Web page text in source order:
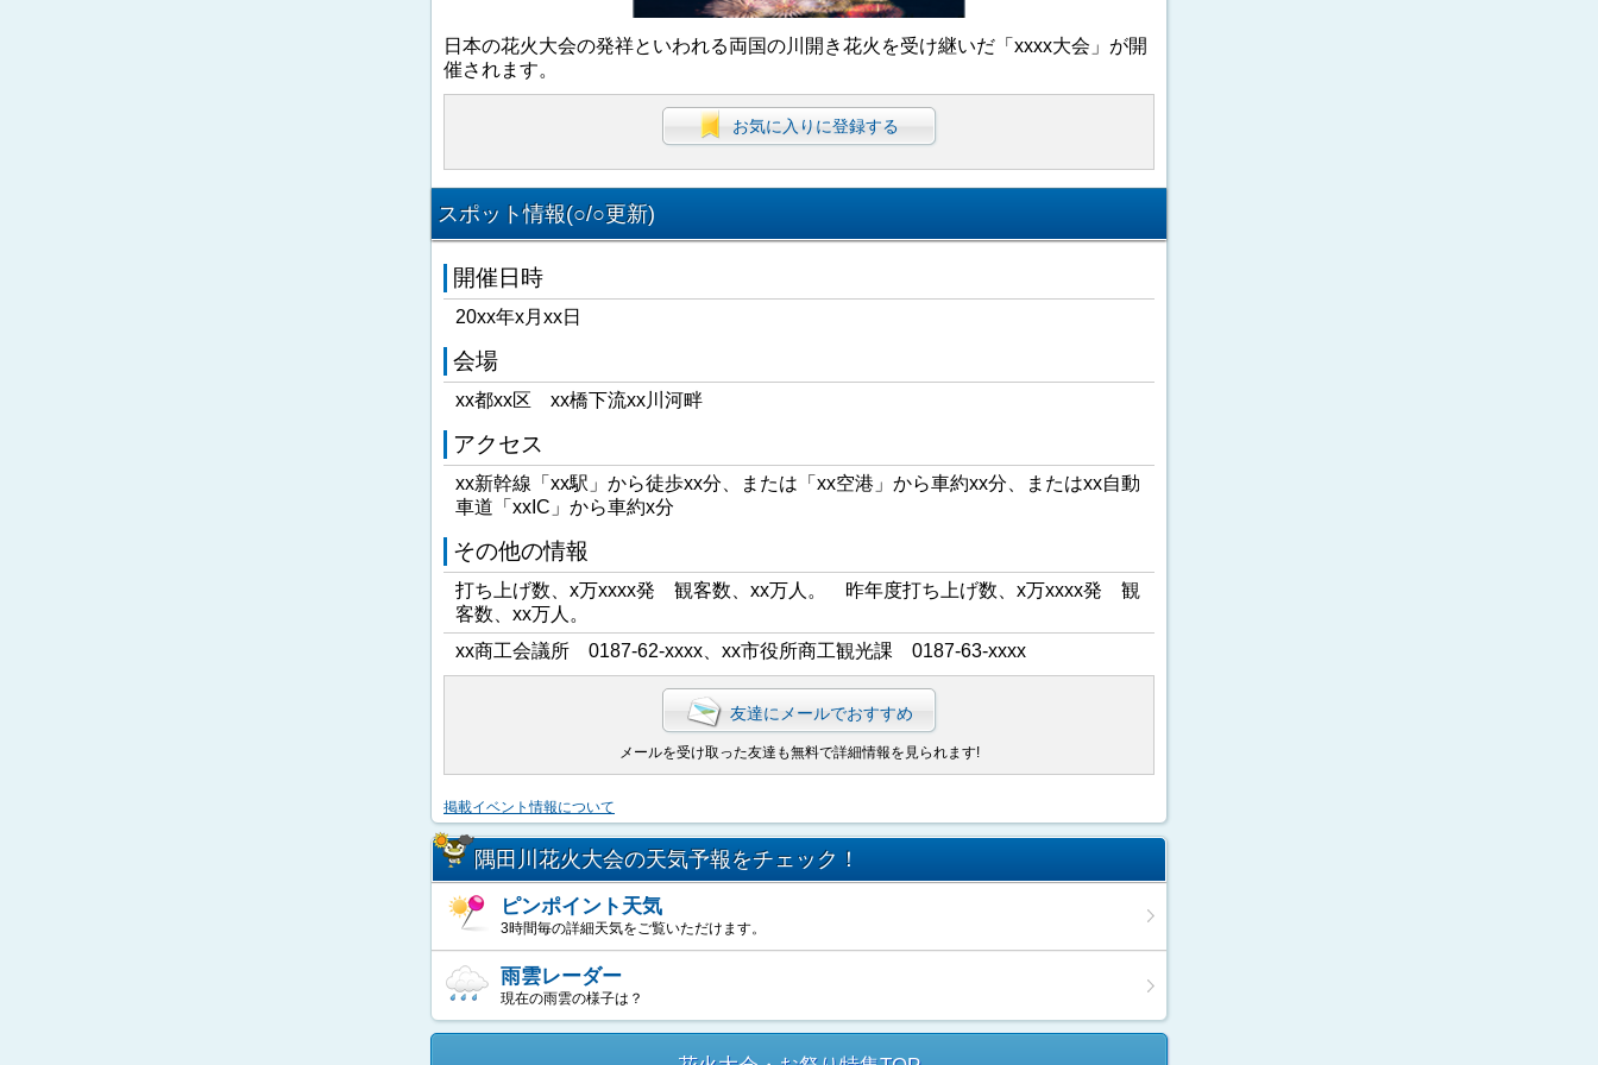
日本の花火大会の発祥といわれる両国の川開き花火を受け継いだ「xxxx大会」が開
催されます。
お気に入りに登録する
スポット情報(○/○更新)
開催日時
20xx年x月xx日
会場
xx都xx区 xx橋下流xx川河畔
アクセス
xx新幹線「xx駅」から徒歩xx分、または「xx空港」から車約xx分、またはxx自動
車道「xxIC」から車約x分
その他の情報
打ち上げ数、x万xxxx発 観客数、xx万人。 昨年度打ち上げ数、x万xxxx発 観
客数、xx万人。
xx商工会議所 0187-62-xxxx、xx市役所商工観光課 0187-63-xxxx
友達にメールでおすすめ
メールを受け取った友達も無料で詳細情報を見られます!
掲載イベント情報について
隅田川花火大会の天気予報をチェック！
ピンポイント天気
3時間毎の詳細天気をご覧いただけます。
雨雲レーダー
現在の雨雲の様子は？